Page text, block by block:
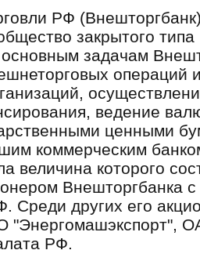
РФ
закрытого
задачам
операций
ведение
ценными
коммерческим
величина которого
Внешторгбанка с
Среди других его
РФ.